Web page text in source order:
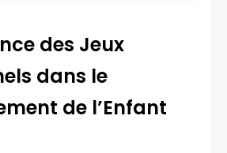
des Jeux
dans le
de l’Enfant